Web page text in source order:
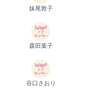
妹尾敦子
森田葉子
谷口さおり